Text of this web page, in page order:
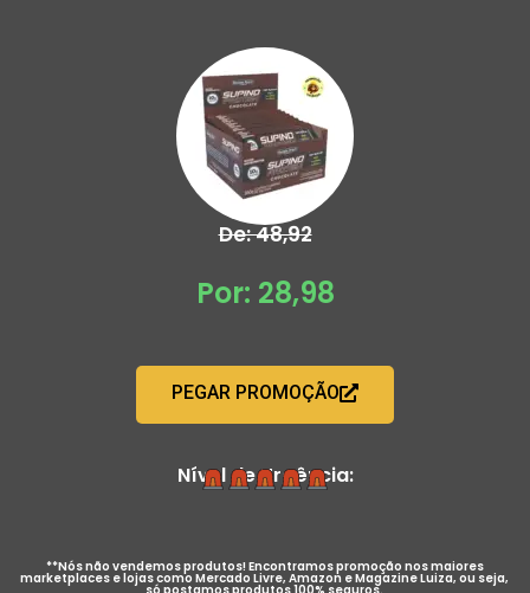
De: 48,92
Por: 28,98
PEGAR PROMOÇÃO
Nível de Urgência:
**Nós não vendemos produtos! Encontramos promoção nos maiores
marketplaces e lojas como Mercado Livre, Amazon e Magazine Luiza, ou seja,